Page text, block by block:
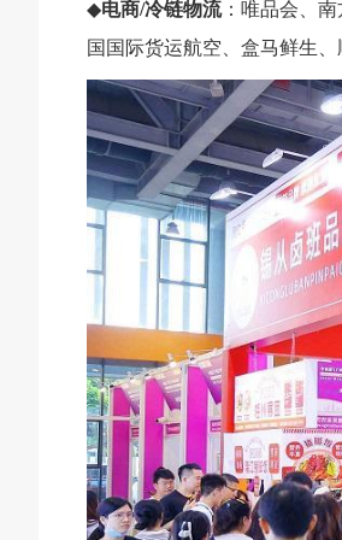
◆电商/冷链物流：唯品会、
国国际货运航空、盒马鲜生、